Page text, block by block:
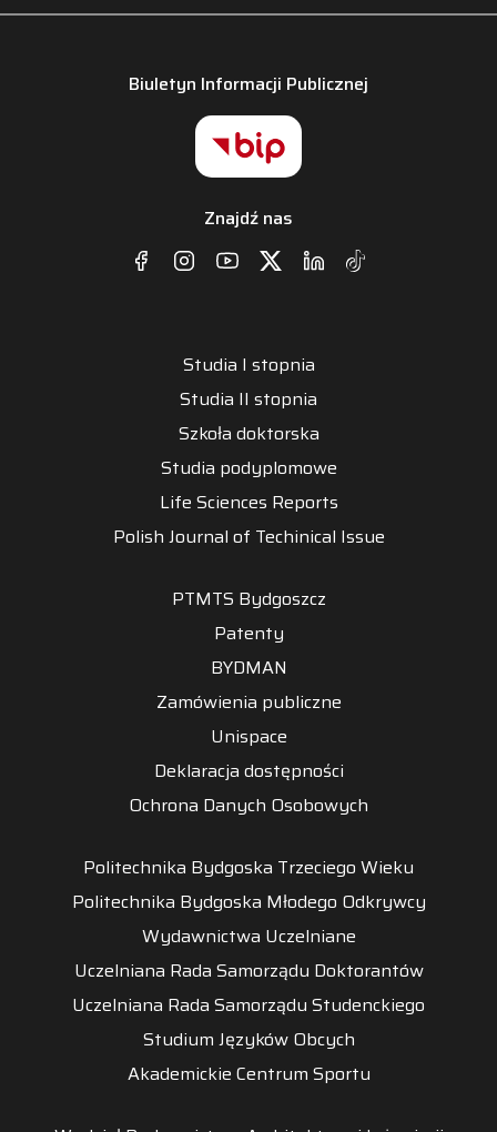
Biuletyn Informacji Publicznej
Znajdź nas
Studia I stopnia
Studia II stopnia
Szkoła doktorska
Studia podyplomowe
Life Sciences Reports
Polish Journal of Techinical Issue
PTMTS Bydgoszcz
Patenty
BYDMAN
Zamówienia publiczne
Unispace
Deklaracja dostępności
Ochrona Danych Osobowych
Politechnika Bydgoska Trzeciego Wieku
Politechnika Bydgoska Młodego Odkrywcy
Wydawnictwa Uczelniane
Uczelniana Rada Samorządu Doktorantów
Uczelniana Rada Samorządu Studenckiego
Studium Języków Obcych
Akademickie Centrum Sportu